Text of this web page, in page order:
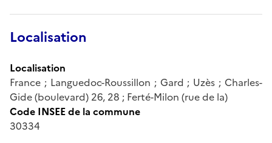
Localisation
Localisation
France ; Languedoc-Roussillon ; Gard ; Uzès ; Charles-
Gide (boulevard) 26, 28 ; Ferté-Milon (rue de la)
Code INSEE de la commune
30334